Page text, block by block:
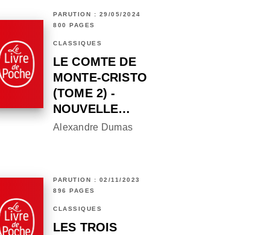
PARUTION : 29/05/2024
800 PAGES
CLASSIQUES
LE COMTE DE
MONTE-CRISTO
(TOME 2) -
NOUVELLE…
Alexandre Dumas
PARUTION : 02/11/2023
896 PAGES
CLASSIQUES
LES TROIS